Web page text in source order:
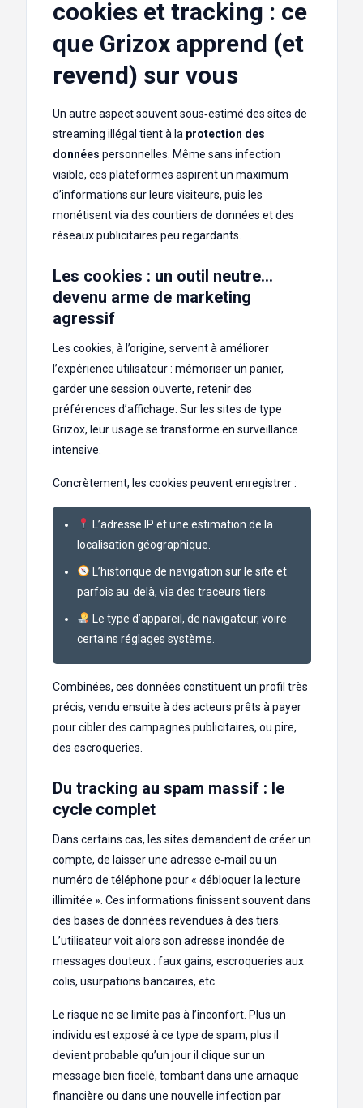
cookies et tracking : ce
que Grizox apprend (et
revend) sur vous
Un autre aspect souvent sous‑estimé des sites de
streaming illégal tient à la protection des
données personnelles. Même sans infection
visible, ces plateformes aspirent un maximum
d’informations sur leurs visiteurs, puis les
monétisent via des courtiers de données et des
réseaux publicitaires peu regardants.
Les cookies : un outil neutre…
devenu arme de marketing
agressif
Les cookies, à l’origine, servent à améliorer
l’expérience utilisateur : mémoriser un panier,
garder une session ouverte, retenir des
préférences d’affichage. Sur les sites de type
Grizox, leur usage se transforme en surveillance
intensive.
Concrètement, les cookies peuvent enregistrer :
L’adresse IP et une estimation de la
localisation géographique.
L’historique de navigation sur le site et
parfois au‑delà, via des traceurs tiers.
Le type d’appareil, de navigateur, voire
certains réglages système.
Combinées, ces données constituent un profil très
précis, vendu ensuite à des acteurs prêts à payer
pour cibler des campagnes publicitaires, ou pire,
des escroqueries.
Du tracking au spam massif : le
cycle complet
Dans certains cas, les sites demandent de créer un
compte, de laisser une adresse e‑mail ou un
numéro de téléphone pour « débloquer la lecture
illimitée ». Ces informations finissent souvent dans
des bases de données revendues à des tiers.
L’utilisateur voit alors son adresse inondée de
messages douteux : faux gains, escroqueries aux
colis, usurpations bancaires, etc.
Le risque ne se limite pas à l’inconfort. Plus un
individu est exposé à ce type de spam, plus il
devient probable qu’un jour il clique sur un
message bien ficelé, tombant dans une arnaque
financière ou dans une nouvelle infection par